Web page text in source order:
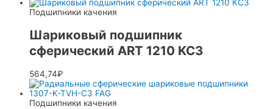
Подшипники качения
Шариковый подшипник
сферический ART 1210 KC3
564,74₽
Подшипники качения